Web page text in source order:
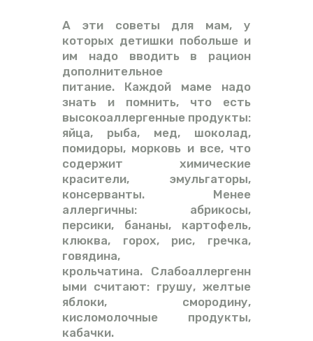
А эти советы для мам, у
которых детишки побольше и
им надо вводить в рацион
дополнительное
питание. Каждой маме надо
знать и помнить, что есть
высокоаллергенные продукты:
яйца, рыба, мед, шоколад,
помидоры, морковь и все, что
содержит химические
красители, эмульгаторы,
консерванты. Менее
аллергичны: абрикосы,
персики, бананы, картофель,
клюква, горох, рис, гречка,
говядина,
крольчатина. Слабоаллергенн
ыми считают: грушу, желтые
яблоки, смородину,
кисломолочные продукты,
кабачки.